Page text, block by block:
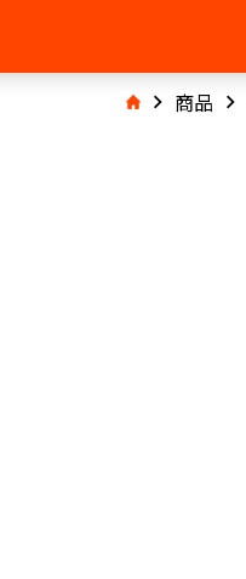
商品